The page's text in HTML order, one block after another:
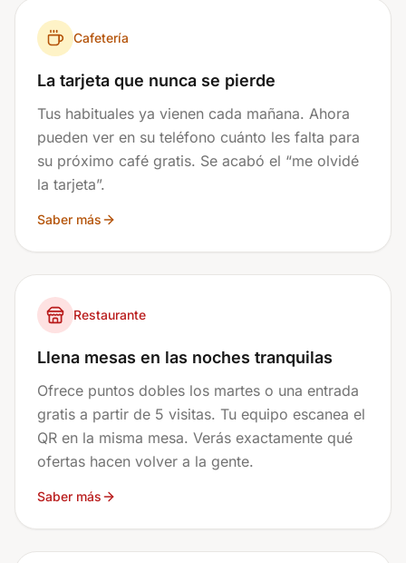
Cafetería
La tarjeta que nunca se pierde
Tus habituales ya vienen cada mañana. Ahora
pueden ver en su teléfono cuánto les falta para
su próximo café gratis. Se acabó el “me olvidé
la tarjeta”.
Saber más
Restaurante
Llena mesas en las noches tranquilas
Ofrece puntos dobles los martes o una entrada
gratis a partir de 5 visitas. Tu equipo escanea el
QR en la misma mesa. Verás exactamente qué
ofertas hacen volver a la gente.
Saber más